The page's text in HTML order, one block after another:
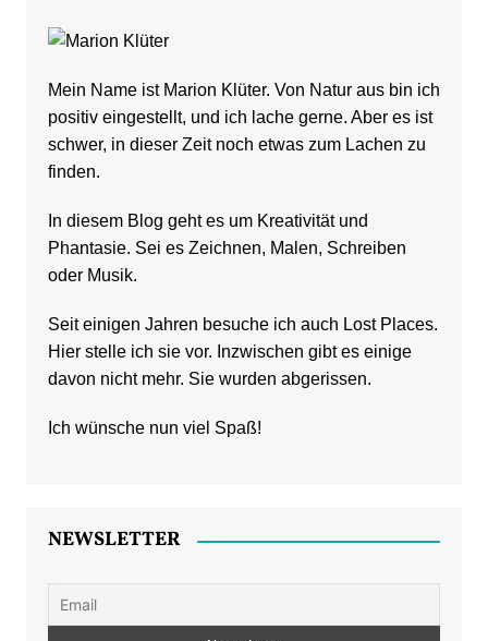
Mein Name ist Marion Klüter. Von Natur aus bin ich
positiv eingestellt, und ich lache gerne. Aber es ist
schwer, in dieser Zeit noch etwas zum Lachen zu
finden.
In diesem Blog geht es um Kreativität und
Phantasie. Sei es Zeichnen, Malen, Schreiben
oder Musik.
Seit einigen Jahren besuche ich auch Lost Places.
Hier stelle ich sie vor. Inzwischen gibt es einige
davon nicht mehr. Sie wurden abgerissen.
Ich wünsche nun viel Spaß!
NEWSLETTER